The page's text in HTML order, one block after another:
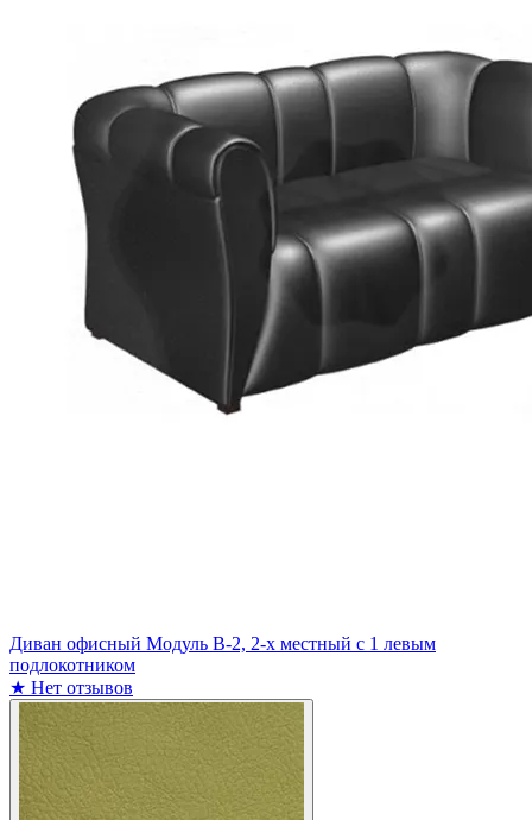
Диван офисный Модуль В-2, 2-х местный с 1 левым
подлокотником
★ Нет отзывов